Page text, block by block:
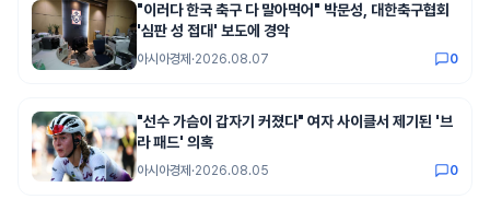
"이러다 한국 축구 다 말아먹어" 박문성, 대한축구협회
'심판 성 접대' 보도에 경악
아시아경제·2026.08.07 0
"선수 가슴이 갑자기 커졌다" 여자 사이클서 제기된 '브
라 패드' 의혹
아시아경제·2026.08.05 0